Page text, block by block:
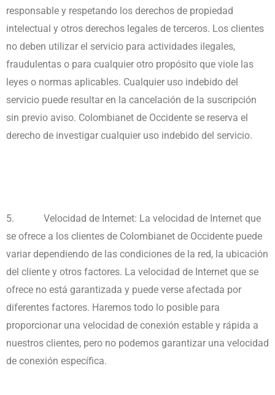
responsable y respetando los derechos de propiedad
intelectual y otros derechos legales de terceros. Los clientes
no deben utilizar el servicio para actividades ilegales,
fraudulentas o para cualquier otro propósito que viole las
leyes o normas aplicables. Cualquier uso indebido del
servicio puede resultar en la cancelación de la suscripción
sin previo aviso. Colombianet de Occidente se reserva el
derecho de investigar cualquier uso indebido del servicio.
5.
Velocidad de Internet: La velocidad de Internet que
se ofrece a los clientes de Colombianet de Occidente puede
variar dependiendo de las condiciones de la red, la ubicación
del cliente y otros factores. La velocidad de Internet que se
ofrece no está garantizada y puede verse afectada por
diferentes factores. Haremos todo lo posible para
proporcionar una velocidad de conexión estable y rápida a
nuestros clientes, pero no podemos garantizar una velocidad
de conexión específica.